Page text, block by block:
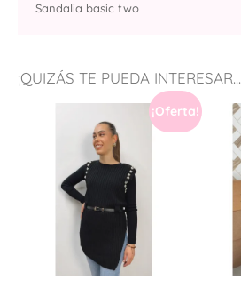
¡QUIZÁS TE PUEDA INTERESAR...
¡Oferta!
Sandalia basic two